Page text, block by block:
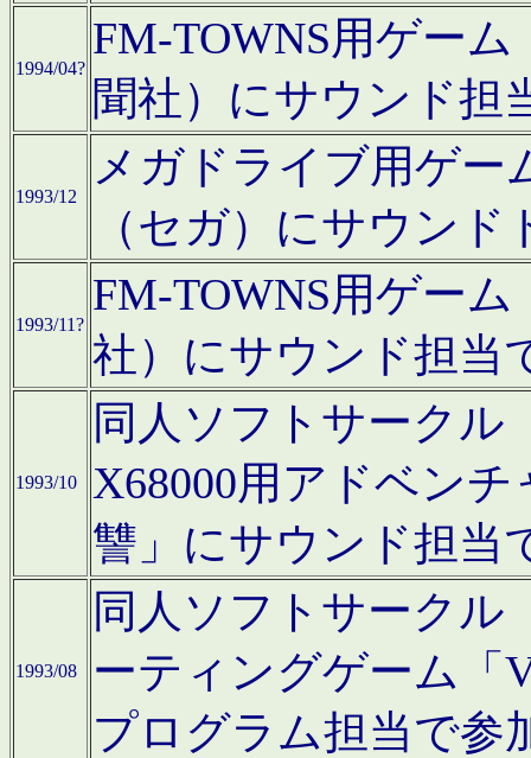
1994/04?
FM-TOWNS用ゲー
聞社）にサウンド担
1993/12
メガドライブ用ゲー
（セガ）にサウン
1993/11?
FM-TOWNS用ゲー
社）にサウンド担当
1993/10
同人ソフトサークル
X68000用アドベン
讐」にサウンド担当
1993/08
同人ソフトサークル
ーティングゲーム「
プログラム担当で参